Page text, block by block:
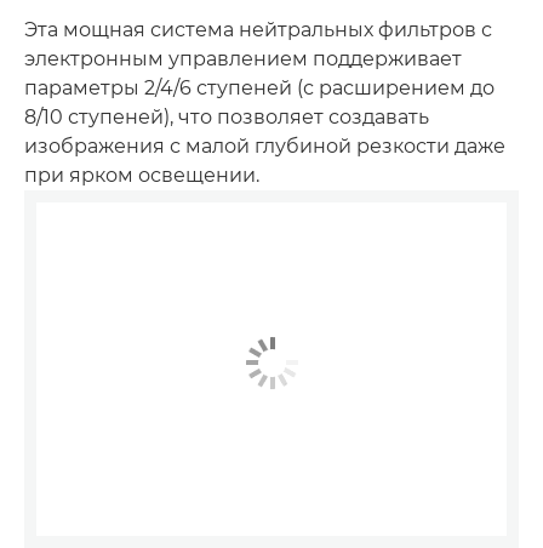
Эта мощная система нейтральных фильтров с
электронным управлением поддерживает
параметры 2/4/6 ступеней (с расширением до
8/10 ступеней), что позволяет создавать
изображения с малой глубиной резкости даже
при ярком освещении.